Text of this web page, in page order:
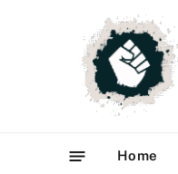
Home